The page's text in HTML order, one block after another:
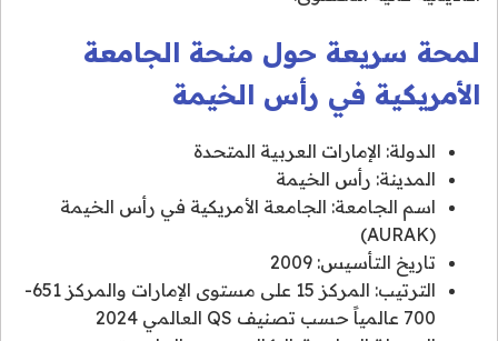
لمحة سريعة حول منحة الجامعة
الأمريكية في رأس الخيمة
الدولة: الإمارات العربية المتحدة
المدينة: رأس الخيمة
اسم الجامعة: الجامعة الأمريكية في رأس الخيمة
(AURAK)
تاريخ التأسيس: 2009
الترتيب: المركز 15 على مستوى الإمارات والمركز 651-
700 عالمياً حسب تصنيف QS العالمي 2024